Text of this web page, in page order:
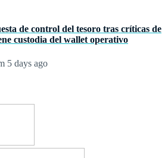
de control del tesoro tras críticas de
custodia del wallet operativo
5 days ago